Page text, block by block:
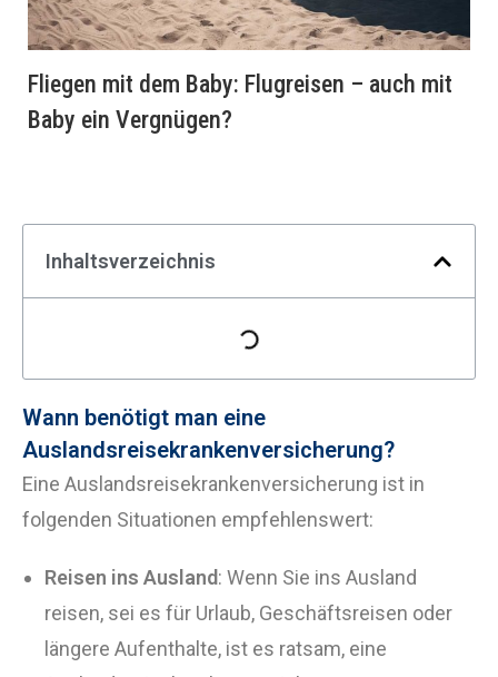
Fliegen mit dem Baby: Flugreisen – auch mit
Baby ein Vergnügen?
Inhaltsverzeichnis
Wann benötigt man eine
Auslandsreisekrankenversicherung?
Eine Auslandsreisekrankenversicherung ist in
folgenden Situationen empfehlenswert:
Reisen ins Ausland: Wenn Sie ins Ausland
reisen, sei es für Urlaub, Geschäftsreisen oder
längere Aufenthalte, ist es ratsam, eine